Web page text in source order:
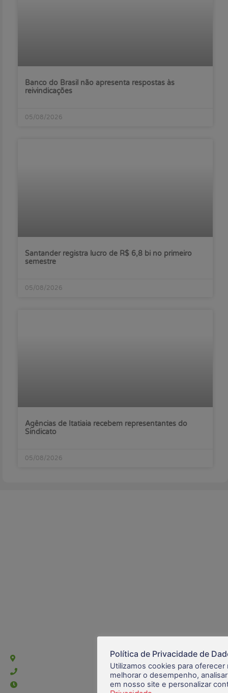
Banco do Brasil não apresenta respostas às
reivindicações
05/08/2026
Santander registra lucro de R$ 6,8 bi no primeiro
semestre
05/08/2026
Agências de Itatiaia recebem representantes do
Sindicato
05/08/2026
Rua Rio Branco, nº107 (2º andar), Centro - Cep: 27.330-030
(24) 3323-2848 ou (24) 3323-2500
De segunda à sexta-feira , das 9h às 17h.
Política de Privacidade de
Utilizamos cookies para
melhorar o desempenho,
em nosso site e personalizar